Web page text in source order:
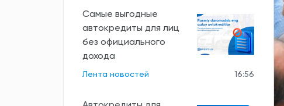
Самые выгодные
автокредиты для лиц
без официального
дохода
Лента новостей 16:56